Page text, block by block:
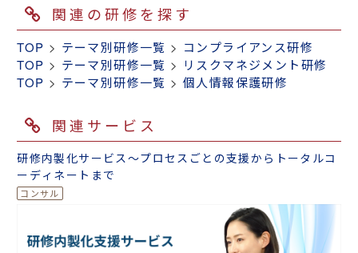
関連の研修を探す
TOP > テーマ別研修一覧 > コンプライアンス研修
TOP > テーマ別研修一覧 > リスクマネジメント研修
TOP > テーマ別研修一覧 >個人情報保護研修
関連サービス
研修内製化サービス～プロセスごとの支援からトータルコ
ーディネートまで